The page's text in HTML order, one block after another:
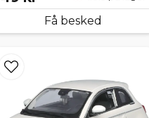
Få besked